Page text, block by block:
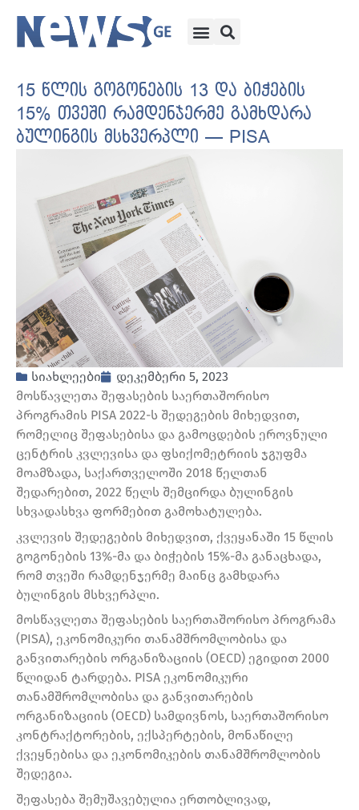
15 წლის გოგონების 13 და ბიჭების
15% თვეში რამდენჯერმე გამხდარა
ბულინგის მსხვერპლი — PISA
სიახლეები
დეკემბერი 5, 2023
მოსწავლეთა შეფასების საერთაშორისო
პროგრამის PISA 2022-ს შედეგების მიხედვით,
რომელიც შეფასებისა და გამოცდების ეროვნული
ცენტრის კვლევისა და ფსიქომეტრიის ჯგუფმა
მოამზადა, საქართველოში 2018 წელთან
შედარებით, 2022 წელს შემცირდა ბულინგის
სხვადასხვა ფორმებით გამოხატულება.
კვლევის შედეგების მიხედვით, ქვეყანაში 15 წლის
გოგონების 13%-მა და ბიჭების 15%-მა განაცხადა,
რომ თვეში რამდენჯერმე მაინც გამხდარა
ბულინგის მსხვერპლი.
მოსწავლეთა შეფასების საერთაშორისო პროგრამა
(PISA), ეკონომიკური თანამშრომლობისა და
განვითარების ორგანიზაციის (OECD) ეგიდით 2000
წლიდან ტარდება. PISA ეკონომიკური
თანამშრომლობისა და განვითარების
ორგანიზაციის (OECD) სამდივნოს, საერთაშორისო
კონტრაქტორების, ექსპერტების, მონაწილე
ქვეყნებისა და ეკონომიკების თანამშრომლობის
შედეგია.
შეფასება შემუშავებულია ერთობლივად,